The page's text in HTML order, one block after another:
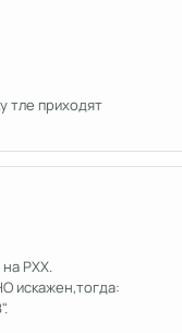
тле приходят
РХХ.
искажен,тогда: